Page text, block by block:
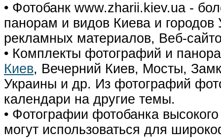
• Фотобанк www.zharii.kiev.ua -
панорам и видов Киева и городов
рекламных материалов, Веб-
• Комплекты фотографий и
Киев, Вечерний Киев, Мосты,
Украины и др. Из фотографий
календари на другие темы.
• Фотографии фотобанка
могут использоваться для